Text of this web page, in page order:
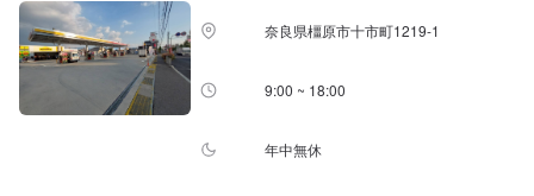
奈良県橿原市十市町1219-1
9:00 ~ 18:00
年中無休